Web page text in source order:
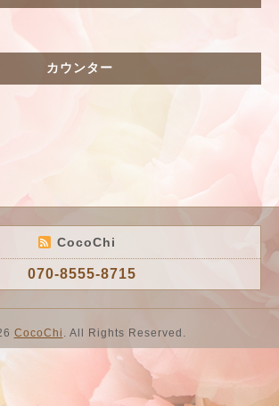
カウンター
CocoChi
070-8555-8715
CocoChi . All Rights Reserved.